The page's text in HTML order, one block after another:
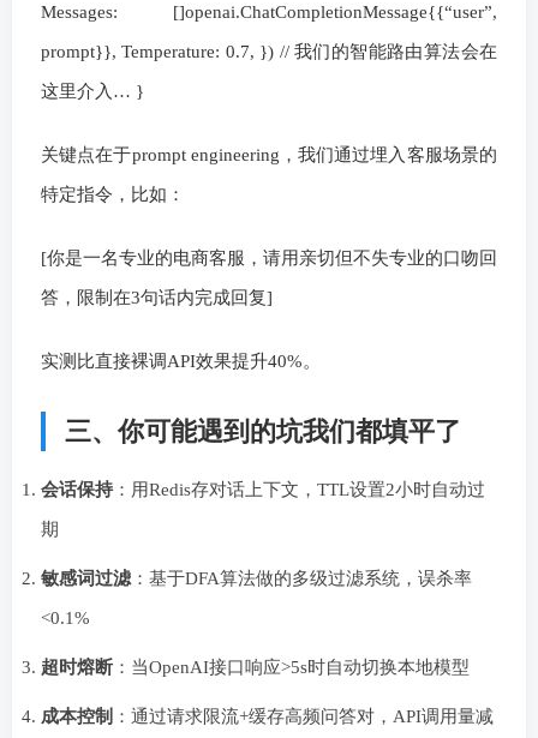
Messages: []openai.ChatCompletionMessage{{“user”,
prompt}}, Temperature: 0.7, }) // 我们的智能路由算法会在
这里介入… }
关键点在于prompt engineering，我们通过埋入客服场景的
特定指令，比如：
[你是一名专业的电商客服，请用亲切但不失专业的口吻回
答，限制在3句话内完成回复]
实测比直接裸调API效果提升40%。
三、你可能遇到的坑我们都填平了
会话保持：用Redis存对话上下文，TTL设置2小时自动过
期
敏感词过滤 ：基于DFA算法做的多级过滤系统，误杀率
<0.1%
超时熔断：当OpenAI接口响应>5s时自动切换本地模型
成本控制 ：通过请求限流+缓存高频问答对，API调用量减